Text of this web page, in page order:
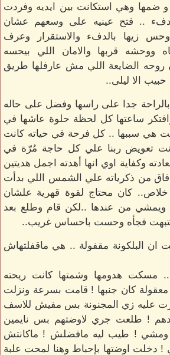
و ضمها وهي استكانت بين ايديه وفردت
.. فتح عينيه على وسعهم عشان
زيها بالدفء والاستقرار وعرف
ووحشه قربها والامان اللي بيحسه
روحه الضايعة اللي مش عارفلها طريق
الا ليلى..
بالراحة جدا على راسها وفضل على حاله
ساعتها كل لحظة حلوة عاشها في
هي سببها .. كل فرحة في حياته كانت
تعويض ربنا علي كل حاجة مُرّة في
وكفاية اوي انها أهدته اجمل هديتين
من ذكرياته علي الشمس اللي بدأت
كان محتاج لقوة قهرية علشان
ويمشي من عندها ..لكن قام وطلع بعد
انتبهت فجأه وحست باحساس غريب..
ان البلكونة مقفولة .. هي ماقفلتهاش
مسكت هدومها وشمتها كانت ريحته
معقولة كان جنبها ! قامت بسرعة ونزلت
عليه زي المجنونة بس مفيش للاسف
! طلعت جري لاوضتهم بس نايمين
ومشي ! طيب ليه مافضلش ! ماكانتش
! دخلت اوضتها بإحباط وهنا لمحت علبة